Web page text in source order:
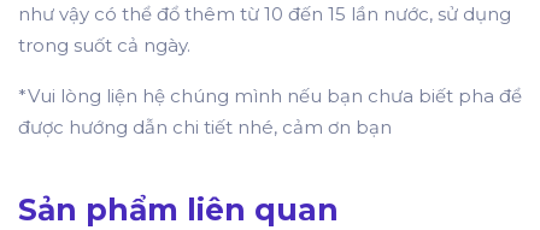
như vậy có thể đổ thêm từ 10 đến 15 lần nước, sử dụng
trong suốt cả ngày.
*Vui lòng liện hệ chúng mình nếu bạn chưa biết pha để
được hướng dẫn chi tiết nhé, cảm ơn bạn
Sản phẩm liên quan